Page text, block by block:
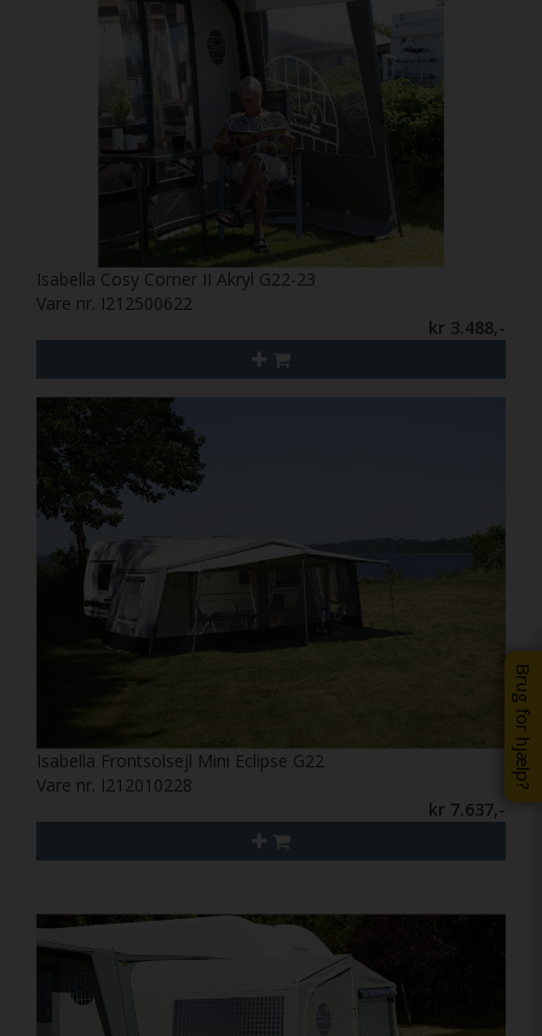
Brug for hjælp?
Isabella Cosy Corner II Akryl G22-23
Vare nr. I212500622
kr 3.488,-
Isabella Frontsolsejl Mini Eclipse G22
Vare nr. I212010228
kr 7.637,-